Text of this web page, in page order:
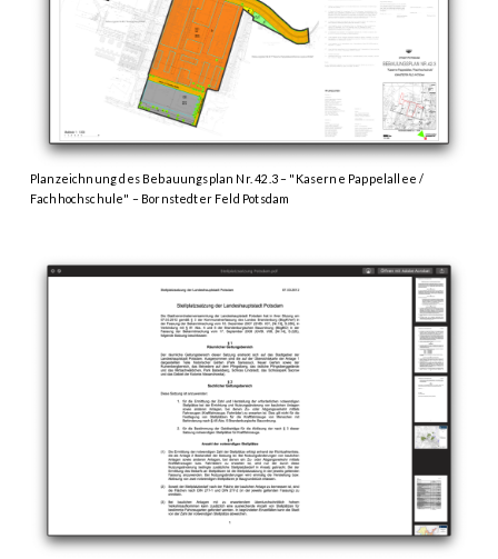
Planzeichnung des Bebauungsplan Nr. 42.3 – "Kaserne Pappelallee /
Fachhochschule" – Bornstedter Feld Potsdam